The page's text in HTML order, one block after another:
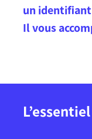
un identifiant
Il vous
L’essentiel